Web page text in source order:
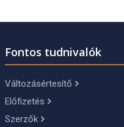
Fontos tudnivalók
Változásértesítő
Előfizetés
Szerzők